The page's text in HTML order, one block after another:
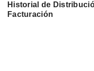
Historial de
Facturación